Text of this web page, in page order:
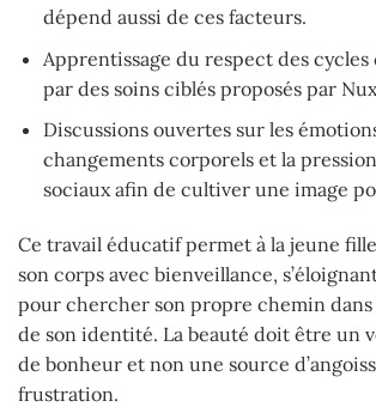
dépend aussi de ces facteurs.
Apprentissage du respect des
par des soins ciblés proposés par
Discussions ouvertes sur les
changements corporels et la
sociaux afin de cultiver une image
Ce travail éducatif permet à la jeune fille
son corps avec bienveillance,
pour chercher son propre chemin
de son identité. La beauté doit être un
de bonheur et non une source
frustration.